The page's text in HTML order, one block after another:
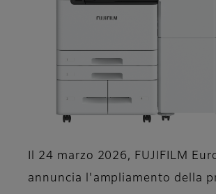
Il 24 marzo 2026, FUJIFILM
annuncia l'ampliamento della